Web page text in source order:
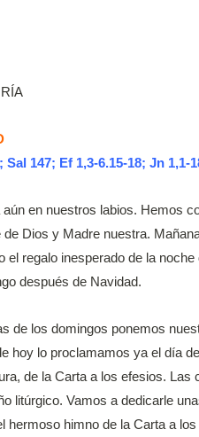
147; Ef 1,3-6.15-18; Jn 1,1-
en nuestros labios. Hemos
Dios y Madre nuestra.
el regalo inesperado de la
después de Navidad.
de los domingos ponemos
hoy lo proclamamos ya el día
de la Carta a los efesios. Las
litúrgico. Vamos a dedicarle
hermoso himno de la Carta a